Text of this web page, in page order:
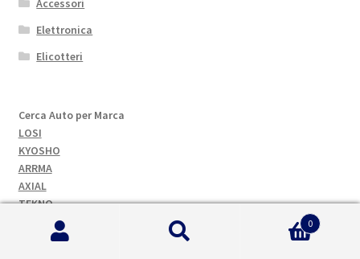
Accessori
Elettronica
Elicotteri
Cerca Auto per Marca
LOSI
KYOSHO
ARRMA
AXIAL
TEKNO
TRAXXAS
0